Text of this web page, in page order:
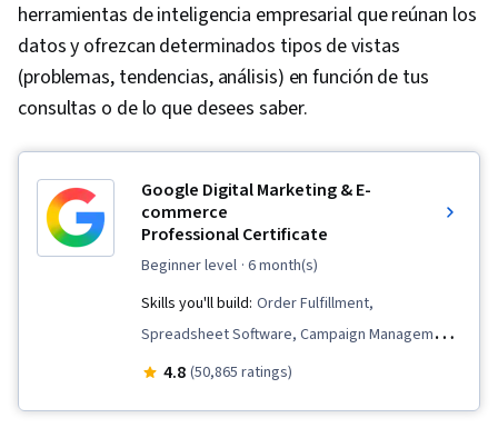
herramientas de inteligencia empresarial que reúnan los
datos y ofrezcan determinados tipos de vistas
(problemas, tendencias, análisis) en función de tus
consultas o de lo que desees saber.
Google Digital Marketing & E-
commerce
Professional Certificate
beginner level · 6 month(s)
Skills you'll build: Order Fulfillment,
Spreadsheet Software, Campaign Management,
Email Marketing, Online Advertising, Social
4.8 (50,865 ratings)